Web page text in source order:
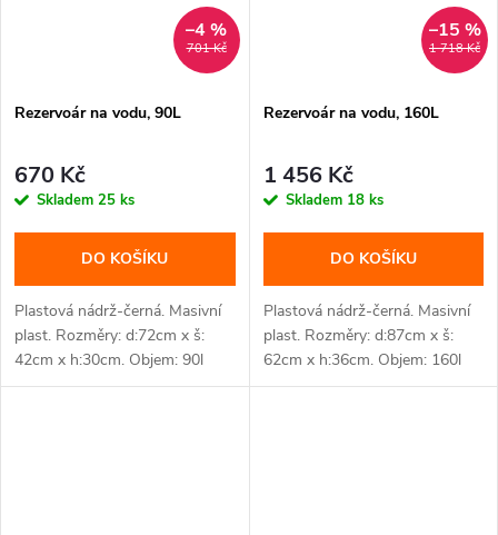
701 Kč
–4 %
Rezervoár na vodu, 90L
670 Kč
Skladem 25 ks
DO KOŠÍKU
Plastová nádrž-černá. Masivní
plast. Rozměry: d:72cm x š:
42cm x h:30cm. Objem: 90l
1 718 Kč
–15 %
Rezervoár na vodu, 160L
1 456 Kč
Skladem 18 ks
DO KOŠÍKU
Plastová nádrž-černá. Masivní
plast. Rozměry: d:87cm x š:
62cm x h:36cm. Objem: 160l